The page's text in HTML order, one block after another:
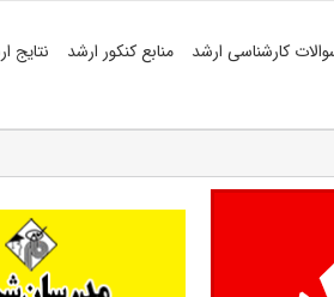
کارشناسی ارشد منابع کنکور ارشد نتایج